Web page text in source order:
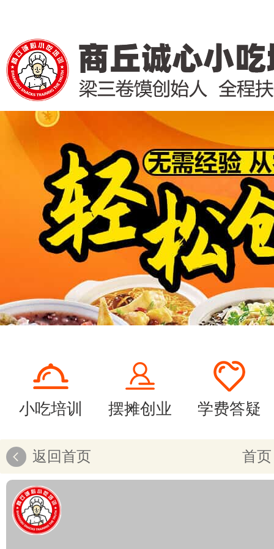
小吃培训 摆摊创业 学费答疑
返回首页 首页